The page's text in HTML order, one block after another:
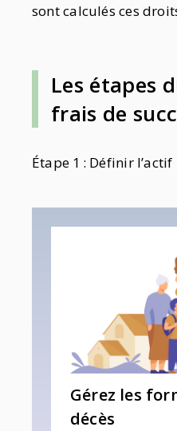
sont calculés ces
Les étapes d
frais de
Étape 1 : Définir
Gérez les
décès